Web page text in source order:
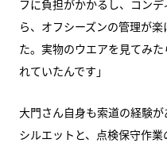
フに負担がかかるし、コン
ら、オフシーズンの管理が
た。実物のウエアを見てみ
れていたんです」
大門さん自身も索道の経験
シルエットと、点検保守作